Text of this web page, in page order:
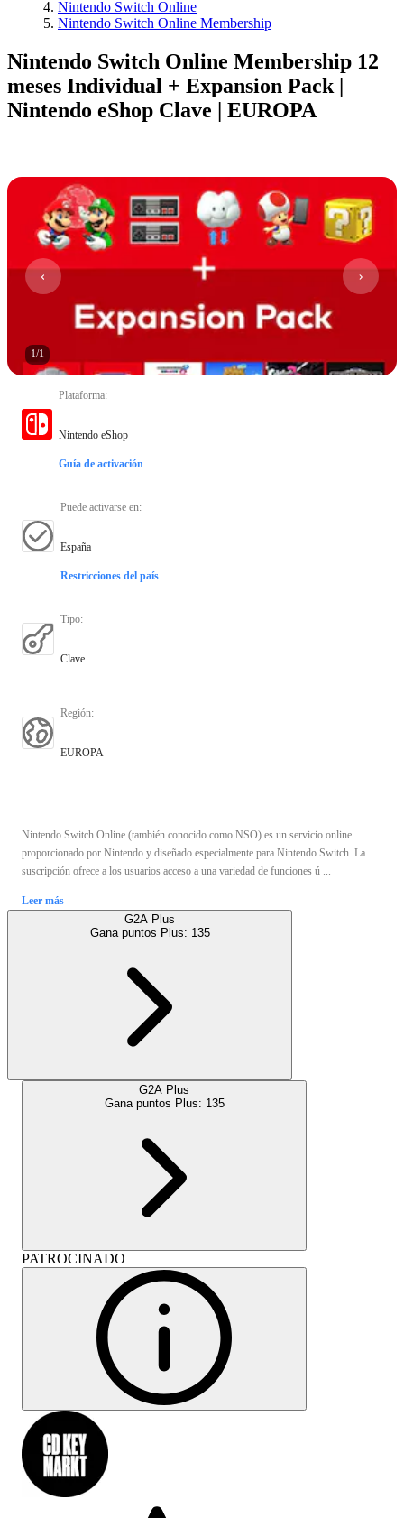
Nintendo Switch Online
Nintendo Switch Online Membership
Nintendo Switch Online Membership 12
meses Individual + Expansion Pack |
Nintendo eShop Clave | EUROPA
1/1
Plataforma:
Nintendo eShop
Guía de activación
Puede activarse en:
España
Restricciones del país
Tipo:
Clave
Región:
EUROPA
Nintendo Switch Online (también conocido como NSO) es un servicio online
proporcionado por Nintendo y diseñado especialmente para Nintendo Switch. La
suscripción ofrece a los usuarios acceso a una variedad de funciones ú ...
Leer más
G2A Plus
Gana puntos Plus: 135
G2A Plus
Gana puntos Plus: 135
PATROCINADO